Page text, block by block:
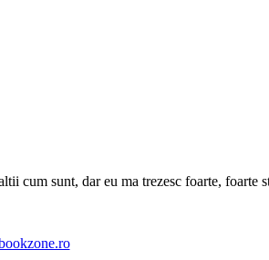
cum sunt, dar eu ma trezesc foarte, foarte